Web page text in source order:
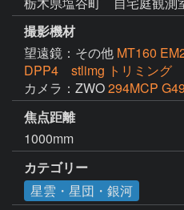
撮影機材
望遠鏡：その他 MT160
DPP4 stlimg トリミン
カメラ：ZWO294MCP
焦点距離
1000mm
カテゴリー
星雲・星団・銀河